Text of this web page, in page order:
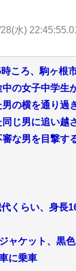
水)
ころ、駒ヶ根
の女子中学生
の横を通り過
同じ男に追い越
な男を目撃す
くらい、身長
ャケット、黒
に乗車